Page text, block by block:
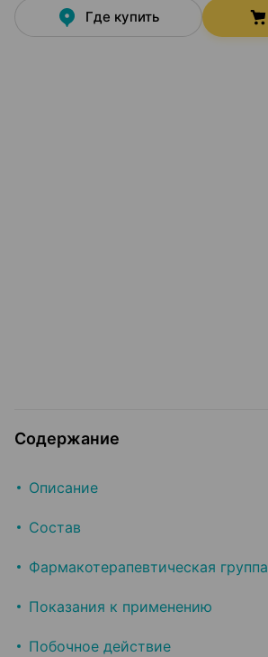
Где купить
Содержание
Описание
Состав
Фармакотерапевтическая группа
Показания к применению
Побочное действие